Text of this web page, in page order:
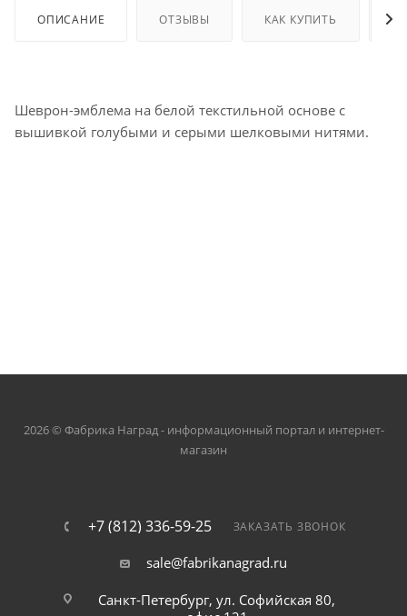
ОПИСАНИЕ ОТЗЫВЫ КАК КУПИТЬ
Шеврон-эмблема на белой текстильной основе с
вышивкой голубыми и серыми шелковыми нитями.
2026 © Фабрика Наград - информационный портал и интернет-
магазин
+7 (812) 336-59-25 ЗАКАЗАТЬ ЗВОНОК
sale@fabrikanagrad.ru
Санкт-Петербург, ул. Софийская 80,